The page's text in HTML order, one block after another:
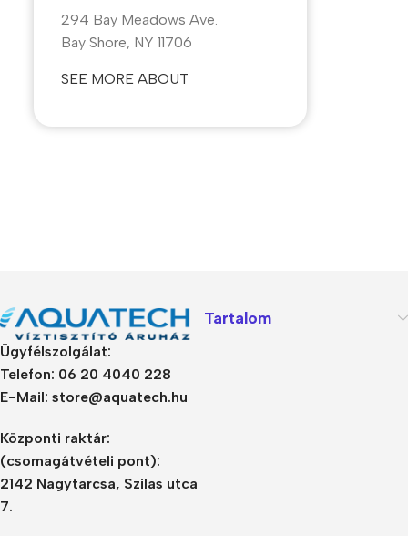
294 Bay Meadows Ave.
Bay Shore, NY 11706
SEE MORE ABOUT
Ügyfélszolgálat:
Telefon: 06 20 4040 228
E-Mail: store@aquatech.hu
Központi raktár:
(csomagátvételi pont):
2142 Nagytarcsa, Szilas utca
7.
Tartalom